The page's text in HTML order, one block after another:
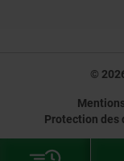
©
Protection des